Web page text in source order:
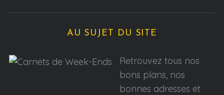
AU SUJET DU SITE
Retrouvez tous nos
bons plans, nos
bonnes adresses et